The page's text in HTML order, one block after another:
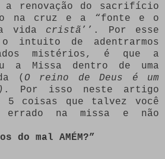
a renovação do sacrifício
na cruz e a “fonte e o
vida cristã ’’. Por esse
intuito de adentrarmos
mistérios, é que a
a Missa dentro de uma
( O reino de Deus é um
. Por isso neste artigo
5 coisas que talvez você
errado na missa e não
mal AMÉM?”